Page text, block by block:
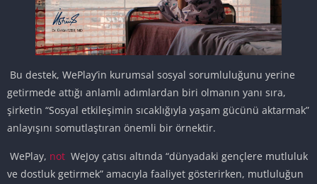
Bu destek, WePlay’in kurumsal sosyal sorumluluğunu yerine
getirmede attığı anlamlı adımlardan biri olmanın yanı sıra,
şirketin “Sosyal etkileşimin sıcaklığıyla yaşam gücünü aktarmak”
anlayışını somutlaştıran önemli bir örnektir.
WePlay, not WeJoy çatısı altında “dünyadaki gençlere mutluluk
ve dostluk getirmek” amacıyla faaliyet gösterirken, mutluluğun